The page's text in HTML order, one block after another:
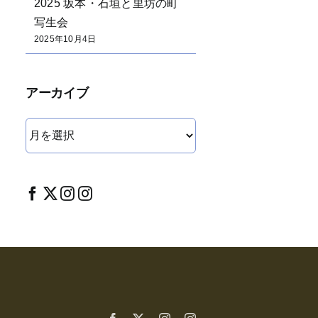
2025 坂本・石垣と里坊の町
写生会
2025年10月4日
アーカイブ
イ
ブ